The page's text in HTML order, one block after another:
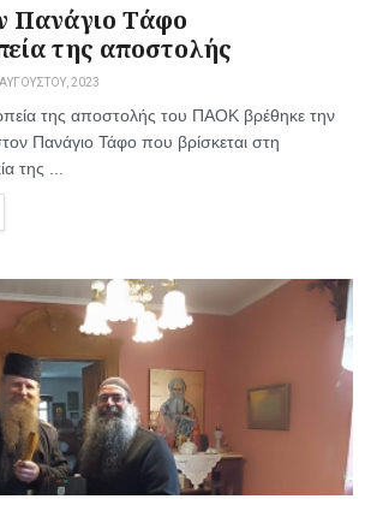
Πανάγιο Τάφο
της αποστολής
2023
της αποστολής του ΠΑΟΚ βρέθηκε την
Πανάγιο Τάφο που βρίσκεται στη
της ...